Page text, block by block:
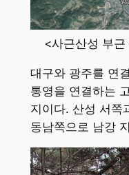
<사근산성 부
대구와 광주를 연
통영을 연결하는
지이다. 산성 서쪽
동남쪽으로 남강